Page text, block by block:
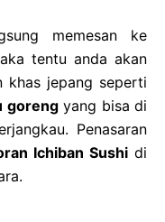
memesan ke
tentu anda akan
khas jepang seperti
gorengyang bisa di
Penasaran
Ichiban Sushidi